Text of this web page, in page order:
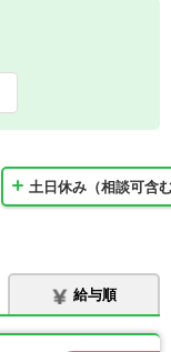
土日休み（相談可含
給与順